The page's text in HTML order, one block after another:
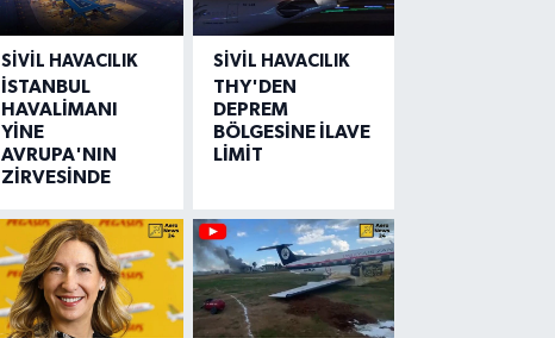
SIVIL HAVACILIK
İSTANBUL
HAVALİMANI
YİNE
AVRUPA'NIN
ZİRVESİNDE
SIVIL HAVACILIK
THY'DEN
DEPREM
BÖLGESİNE İLAVE
LİMİT